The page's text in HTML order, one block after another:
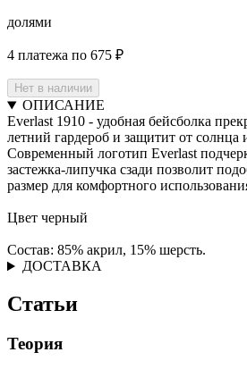
долями
4 платежа по 675 ₽
Нет в наличии
ОПИСАНИЕ
Everlast 1910 - удобная бейсболка
летний гардероб и защитит от солнца
Современный логотип Everlast
застежка-липучка сзади позволит
размер для комфортного
Цвет черный
Состав: 85% акрил, 15% шерсть.
ДОСТАВКА
Статьи
Теория